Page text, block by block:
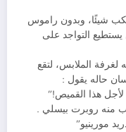
شيئًا، وبدون راموس
التواجد على
لغرفة الملابس، لتقع
حاله يقول :
هذا القميص!”
منه روبرت بيسلي .
مورينيو”